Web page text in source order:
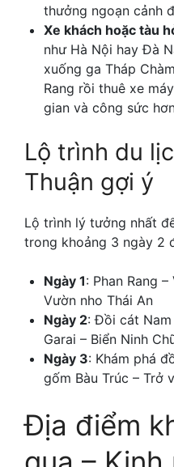
thưởng ngoạn cảnh
Xe khách hoặc tàu
như Hà Nội hay Đà
xuống ga Tháp
Rang rồi thuê xe
gian và công sức
Lộ trình du
Thuận gợi ý
Lộ trình lý tưởng nhất
trong khoảng 3 ngày 2
Ngày 1: Phan Rang
Vườn nho Thái An
Ngày 2: Đồi cát Nam
Garai – Biển Ninh
Ngày 3: Khám phá
gốm Bàu Trúc – Trở
Địa điểm